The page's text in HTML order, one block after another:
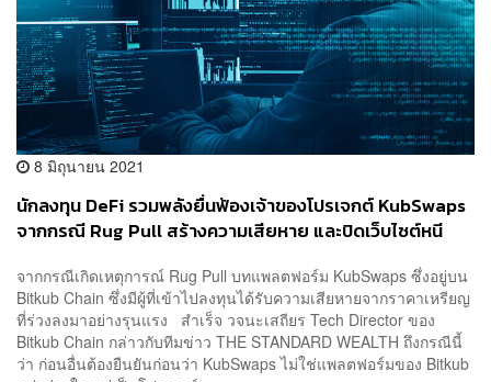
8 มิถุนายน 2021
นักลงทุน DeFi รวมพลังยื่นฟ้องเจ้าของโปรเจกต์ KubSwaps
จากกรณี Rug Pull สร้างความเสียหาย และปิดเว็บไซต์หนี
จากกรณีเกิดเหตุการณ์ Rug Pull บทแพลตฟอร์ม KubSwaps ซึ่งอยู่บน
Bitkub Chain ซึ่งมีผู้ที่เข้าไปลงทุนได้รับความเสียหายจากราคาเหรียญ
ที่ร่วงลงมาอย่างรุนแรง สำเร็จ วจนะเสถียร Tech Director ของ
Bitkub Chain กล่าวกับทีมข่าว THE STANDARD WEALTH ถึงกรณีนี้
ว่า ก่อนอื่นต้องยืนยันก่อนว่า KubSwaps ไม่ใช่แพลตฟอร์มของ Bitkub